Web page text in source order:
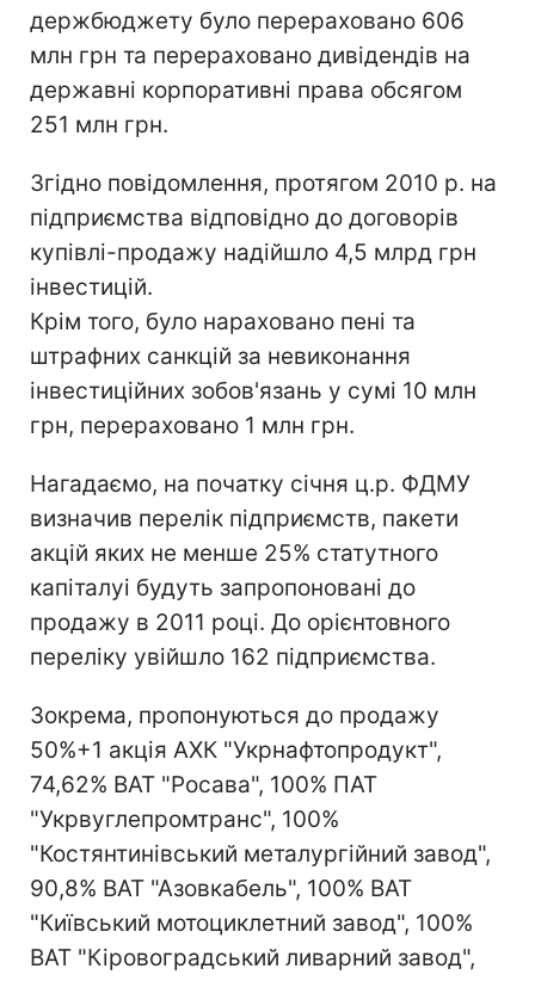
держбюджету було перераховано 606
млн грн та перераховано дивідендів на
державні корпоративні права обсягом
251 млн грн.
Згідно повідомлення, протягом 2010 р. на
підприємства відповідно до договорів
купівлі-продажу надійшло 4,5 млрд грн
інвестицій.
Крім того, було нараховано пені та
штрафних санкцій за невиконання
інвестиційних зобов'язань у сумі 10 млн
грн, перераховано 1 млн грн.
Нагадаємо, на початку січня ц.р. ФДМУ
визначив перелік підприємств, пакети
акцій яких не менше 25% статутного
капіталуі будуть запропоновані до
продажу в 2011 році. До орієнтовного
переліку увійшло 162 підприємства.
Зокрема, пропонуються до продажу
50%+1 акція АХК "Укрнафтопродукт",
74,62% ВАТ "Росава", 100% ПАТ
"Укрвуглепромтранс", 100%
"Костянтинівський металургійний завод",
90,8% ВАТ "Азовкабель", 100% ВАТ
"Київський мотоциклетний завод", 100%
ВАТ "Кіровоградський ливарний завод",